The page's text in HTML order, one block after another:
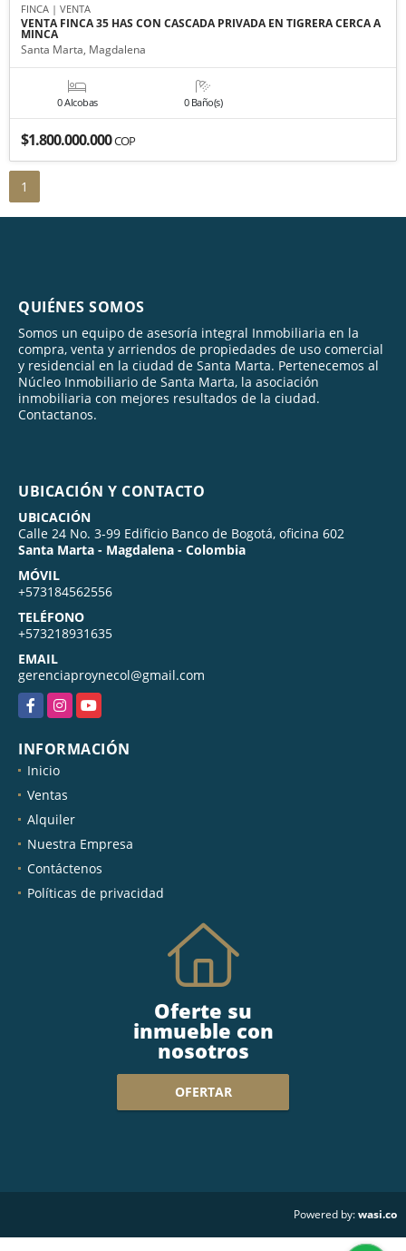
FINCA | VENTA
VENTA FINCA 35 HAS CON CASCADA PRIVADA EN TIGRERA CERCA A
MINCA
Santa Marta, Magdalena
0 Alcobas 0 Baño(s)
$1.800.000.000COP
1
QUIÉNES SOMOS
Somos un equipo de asesoría integral Inmobiliaria en la
compra, venta y arriendos de propiedades de uso comercial
y residencial en la ciudad de Santa Marta. Pertenecemos al
Núcleo Inmobiliario de Santa Marta, la asociación
inmobiliaria con mejores resultados de la ciudad.
Contactanos.
UBICACIÓN Y CONTACTO
UBICACIÓN
Calle 24 No. 3-99 Edificio Banco de Bogotá, oficina 602
Santa Marta - Magdalena - Colombia
MÓVIL
+573184562556
TELÉFONO
+573218931635
EMAIL
gerenciaproynecol@gmail.com
FacebookInstagramYouTube
INFORMACIÓN
Inicio
Ventas
Alquiler
Nuestra Empresa
Contáctenos
Políticas de privacidad
Oferte su
inmueble con
nosotros
OFERTAR
Powered by:wasi.co